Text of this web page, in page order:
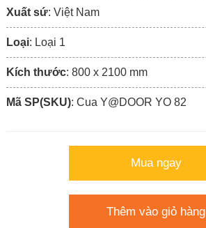
Xuất sứ: Việt Nam
Loại: Loại 1
Kích thước: 800 x 2100 mm
Mã SP(SKU): Cua Y@DOOR YO 82
Mua ngay
Thêm vào giỏ hàng